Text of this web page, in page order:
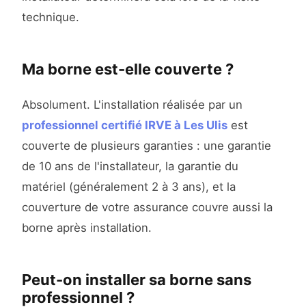
technique.
Ma borne est-elle couverte ?
Absolument. L'installation réalisée par un
professionnel certifié IRVE à Les Ulis est
couverte de plusieurs garanties : une garantie
de 10 ans de l'installateur, la garantie du
matériel (généralement 2 à 3 ans), et la
couverture de votre assurance couvre aussi la
borne après installation.
Peut-on installer sa borne sans
professionnel ?